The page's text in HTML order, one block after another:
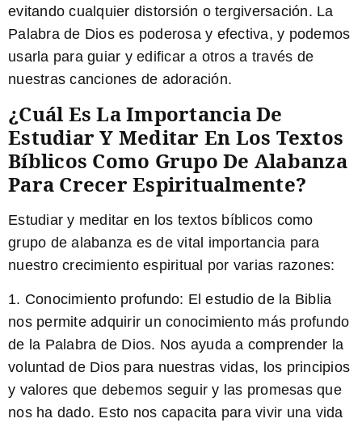
evitando cualquier distorsión o tergiversación. La
Palabra de Dios es poderosa y efectiva, y podemos
usarla para guiar y edificar a otros a través de
nuestras canciones de adoración.
¿Cuál Es La Importancia De
Estudiar Y Meditar En Los Textos
Bíblicos Como Grupo De Alabanza
Para Crecer Espiritualmente?
Estudiar y meditar en los textos bíblicos como
grupo de alabanza es de vital importancia para
nuestro crecimiento espiritual por varias razones:
1. Conocimiento profundo: El estudio de la Biblia
nos permite adquirir un conocimiento más profundo
de la Palabra de Dios. Nos ayuda a comprender la
voluntad de Dios para nuestras vidas, los principios
y valores que debemos seguir y las promesas que
nos ha dado. Esto nos capacita para vivir una vida